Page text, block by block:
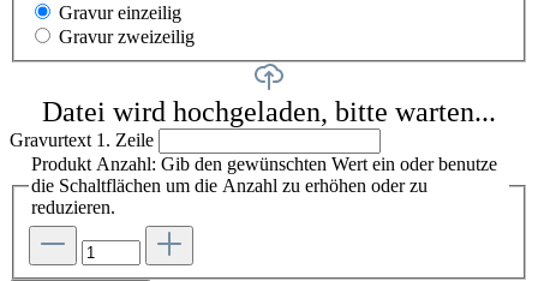
Gravur einzeilig
Gravur zweizeilig
Datei wird hochgeladen, bitte warten...
Gravurtext 1. Zeile
Produkt Anzahl: Gib den gewünschten Wert ein oder benutze
die Schaltflächen um die Anzahl zu erhöhen oder zu
reduzieren.